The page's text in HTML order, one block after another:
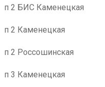
п 2 БИС Каменецкая
п 2 Каменецкая
п 2 Россошинская
п 3 Каменецкая